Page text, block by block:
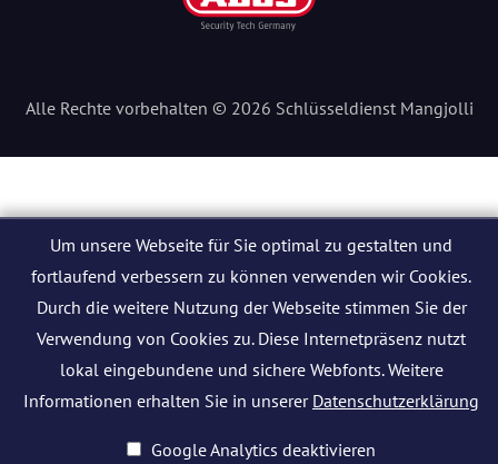
Alle Rechte vorbehalten © 2026 Schlüsseldienst Mangjolli
Um unsere Webseite für Sie optimal zu gestalten und
fortlaufend verbessern zu können verwenden wir Cookies.
Durch die weitere Nutzung der Webseite stimmen Sie der
Verwendung von Cookies zu. Diese Internetpräsenz nutzt
lokal eingebundene und sichere Webfonts. Weitere
Informationen erhalten Sie in unserer Datenschutzerklärung
Google Analytics deaktivieren